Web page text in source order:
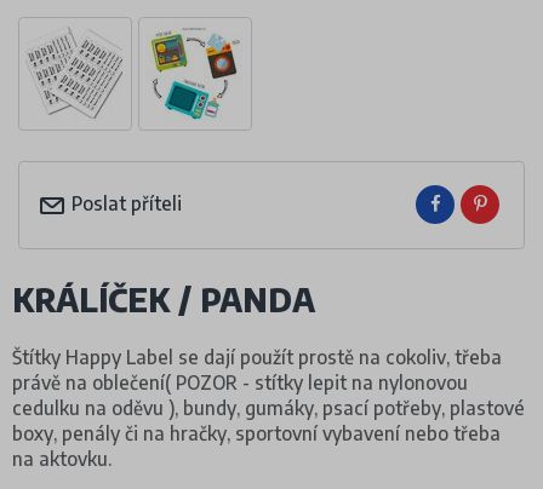
Poslat příteli
KRÁLÍČEK / PANDA
Štítky Happy Label se dají použít prostě na cokoliv, třeba
právě na oblečení( POZOR - stítky lepit na nylonovou
cedulku na oděvu ), bundy, gumáky, psací potřeby, plastové
boxy, penály či na hračky, sportovní vybavení nebo třeba
na aktovku.